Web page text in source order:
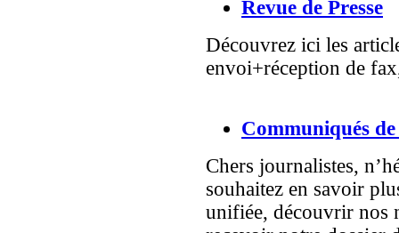
Revue de Presse
Découvrez ici les
envoi+réception de
Communiqués de
Chers journalistes,
souhaitez en savoir
unifiée, découvrir nos